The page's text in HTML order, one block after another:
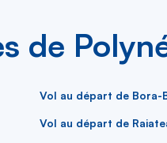
de
Vol au départ de Bora-
Vol au départ de